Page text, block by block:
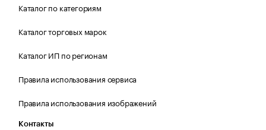
Каталог по категориям
Каталог торговых марок
Каталог ИП по регионам
Правила использования сервиса
Правила использования изображений
Контакты